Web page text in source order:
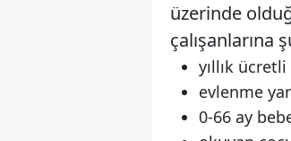
üzerinde
çalışanlarına
yıllık ücretli
evlenme
0-66 ay